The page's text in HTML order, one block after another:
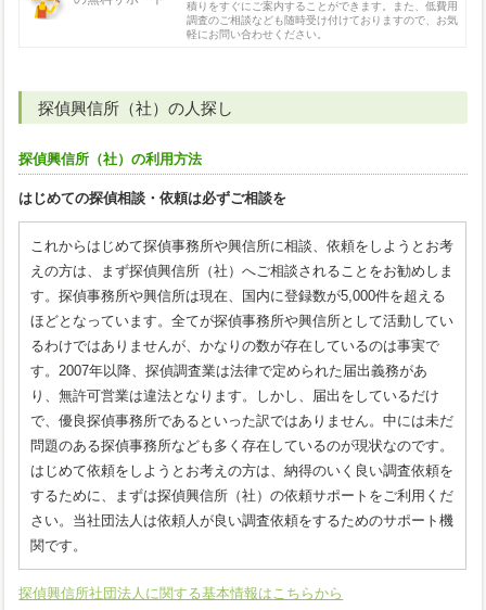
積りをすぐにご案内することができます。また、低費用
調査のご相談なども随時受け付けておりますので、お気
軽にお問い合わせください。
探偵興信所（社）の人探し
探偵興信所（社）の利用方法
はじめての探偵相談・依頼は必ずご相談を
これからはじめて探偵事務所や興信所に相談、依頼をしようとお考
えの方は、まず探偵興信所（社）へご相談されることをお勧めしま
す。探偵事務所や興信所は現在、国内に登録数が5,000件を超える
ほどとなっています。全てが探偵事務所や興信所として活動してい
るわけではありませんが、かなりの数が存在しているのは事実で
す。2007年以降、探偵調査業は法律で定められた届出義務があ
り、無許可営業は違法となります。しかし、届出をしているだけ
で、優良探偵事務所であるといった訳ではありません。中には未だ
問題のある探偵事務所なども多く存在しているのが現状なのです。
はじめて依頼をしようとお考えの方は、納得のいく良い調査依頼を
するために、まずは探偵興信所（社）の依頼サポートをご利用くだ
さい。当社団法人は依頼人が良い調査依頼をするためのサポート機
関です。
探偵興信所社団法人に関する基本情報はこちらから